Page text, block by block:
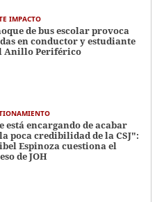
IMPACTO
de bus escolar provoca
en conductor y estudiante
Anillo Periférico
está encargando de acabar
poca credibilidad de la CSJ":
Espinoza cuestiona el
de JOH